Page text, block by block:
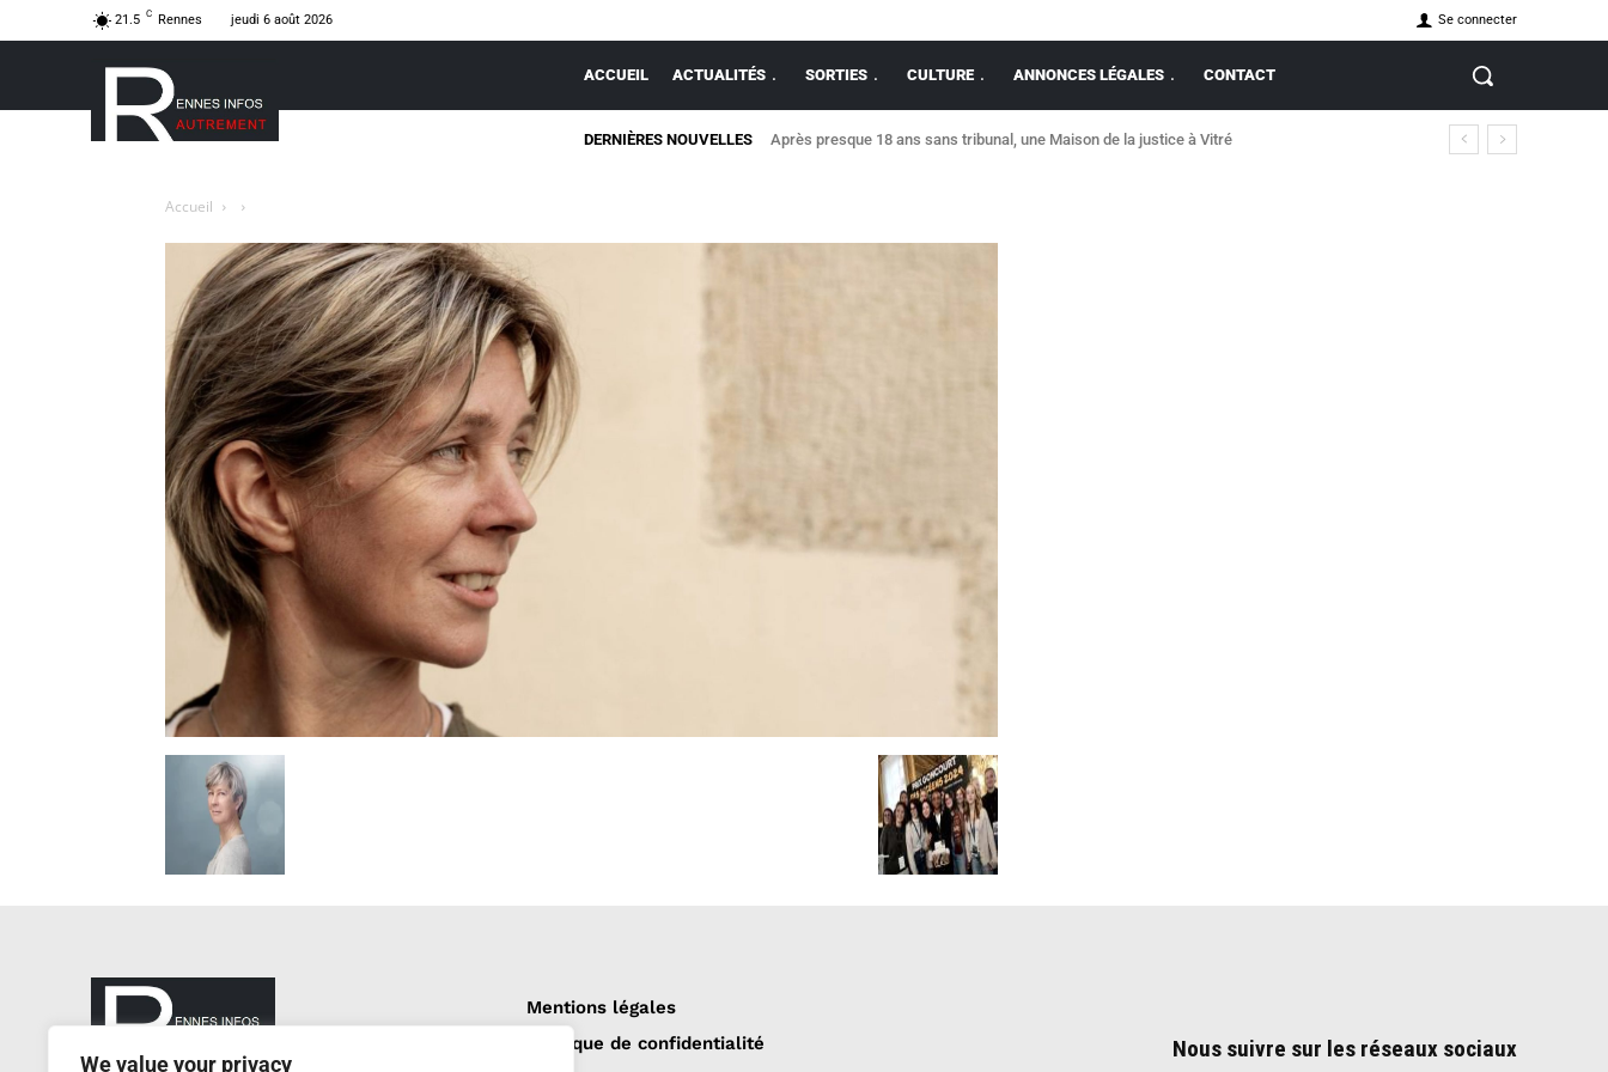
We value your privacy
21.5 C Rennes jeudi 6 août 2026 Se connecter
ACCUEIL ACTUALITÉS SORTIES CULTURE ANNONCES LÉGALES CONTACT
DERNIÈRES NOUVELLES Après presque 18 ans sans tribunal, une Maison de la justice à Vitré
Accueil
Mentions légales
Politique de confidentialité
Nous suivre sur les réseaux sociaux